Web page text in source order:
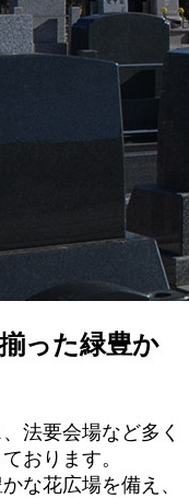
った緑豊か
法要会場など多く
おります。
な花広場を備え、